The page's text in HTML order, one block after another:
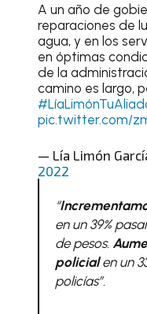
A un año de
reparaciones de
agua, y en los
en óptimas
de la
camino es largo,
pic.twitter.com/
— Lía Limón
2022
“
en un 39%
de pesos.
policialen un
policías”.